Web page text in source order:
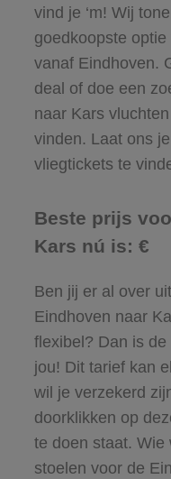
vind je ‘m! Wij
goedkoopste
vanaf Eindhoven.
deal of doe een
naar Kars
vinden. Laat ons
vliegtickets te
Beste prijs
Kars nú is: €
Ben jij er al over
Eindhoven naar
flexibel? Dan is
jou! Dit tarief kan
wil je verzekerd
doorklikken op
te doen staat. Wie
stoelen voor de